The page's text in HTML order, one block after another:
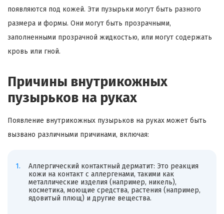
появляются под кожей. Эти пузырьки могут быть разного
размера и формы. Они могут быть прозрачными,
заполненными прозрачной жидкостью, или могут содержать
кровь или гной.
Причины внутрикожных
пузырьков на руках
Появление внутрикожных пузырьков на руках может быть
вызвано различными причинами, включая:
Аллергический контактный дерматит: Это реакция
кожи на контакт с аллергенами, такими как
металлические изделия (например, никель),
косметика, моющие средства, растения (например,
ядовитый плющ) и другие вещества.